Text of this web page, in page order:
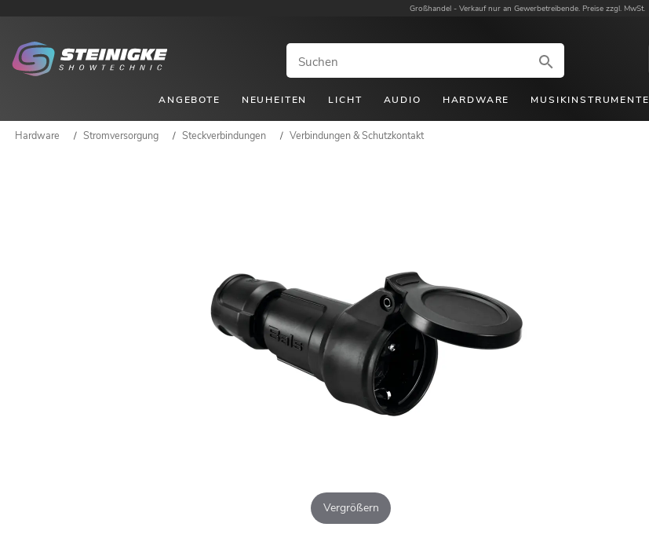
Großhandel - Verkauf nur an Gewerbetreibende. Preise zzgl. MwSt.
ANGEBOTE NEUHEITEN LICHT AUDIO HARDWARE MUSIKINSTRUMENTE
Hardware / Stromversorgung / Steckverbindungen / Verbindungen & Schutzkontakt
Vergrößern